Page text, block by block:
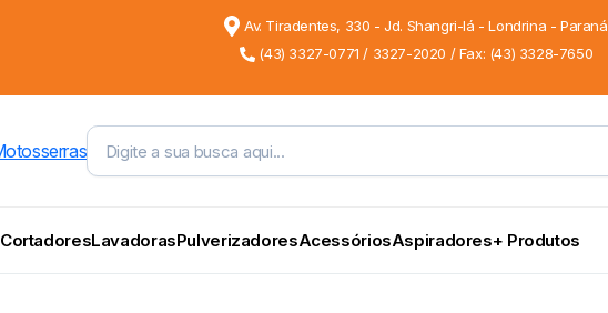
Av. Tiradentes, 330 - Jd. Shangri-lá - Londrina - Paraná
(43) 3327-0771 / 3327-2020 / Fax: (43) 3328-7650
CortadoresLavadorasPulverizadoresAcessóriosAspiradores+ Produtos